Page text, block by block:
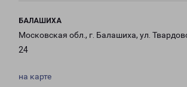
БАЛАШИХА
Московская обл., г. Балашиха, ул.
24
на карте